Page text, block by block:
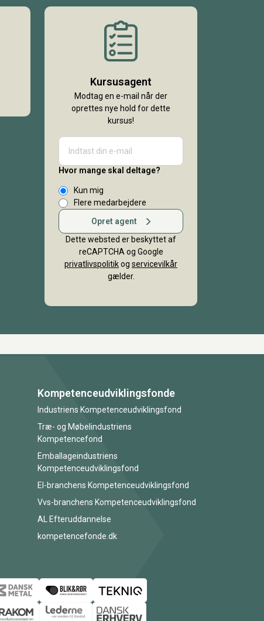
Kursusagent
Modtag en e-mail når der
oprettes nye hold for dette
kursus!
Hvor mange skal deltage?
Kun mig
Flere medarbejdere
Opret agent
Dette websted er beskyttet af
reCAPTCHA og Google
privatlivspolitikog servicevilkår
gælder.
Kompetenceudviklingsfonde
Industriens Kompetenceudviklingsfond
Træ- og Møbelindustriens
Kompetencefond
Emballageindustriens
Kompetenceudviklingsfond
El-branchens Kompetenceudviklingsfond
Vvs-branchens Kompetenceudviklingsfond
AL Efteruddannelse
kompetencefonde.dk